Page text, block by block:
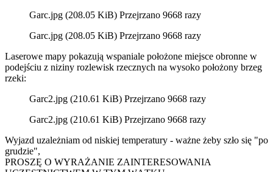
Garc.jpg (208.05 KiB) Przejrzano 9668 razy
Garc.jpg (208.05 KiB) Przejrzano 9668 razy
Laserowe mapy pokazują wspaniale położone miejsce obronne w
podejściu z niziny rozlewisk rzecznych na wysoko położony brzeg
rzeki:
Garc2.jpg (210.61 KiB) Przejrzano 9668 razy
Garc2.jpg (210.61 KiB) Przejrzano 9668 razy
Wyjazd uzależniam od niskiej temperatury - ważne żeby szło się "po
grudzie",
PROSZĘ O WYRAŻANIE ZAINTERESOWANIA